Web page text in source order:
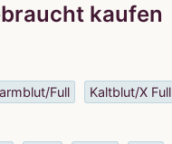
kaufen
Full Kaltblut/X Full